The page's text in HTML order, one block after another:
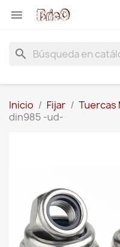

search
Inicio Fijar Tuercas
din985 -ud-